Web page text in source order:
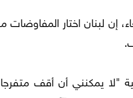
إن لبنان اختار
"لا يمكنني أن أقف